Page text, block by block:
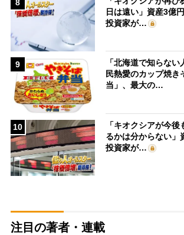
8
日は遠い」資産3億
投資家が…
9
「北海道で知らな
民熱愛のカップ焼き
当」、最大の…
10
「キオクシアが今
るかは分からない」
投資家が…
注目の著者・連載